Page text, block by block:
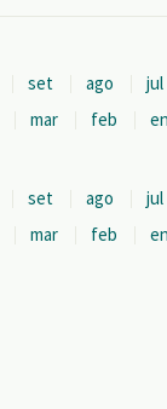
set ago
jul
mar feb
set ago
jul
mar feb